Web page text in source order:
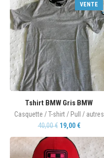
VENTE
Tshirt BMW Gris BMW
Casquette / T-shirt / Pull / autres
40,00€ 19,00 €